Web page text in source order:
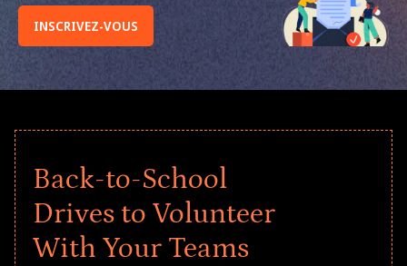
INSCRIVEZ-VOUS
Back-to-School
Drives to Volunteer
With Your Teams